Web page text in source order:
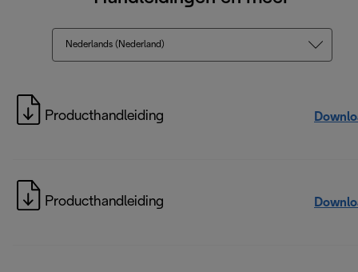
Nederlands (Nederland)
Producthandleiding
Producthandleiding